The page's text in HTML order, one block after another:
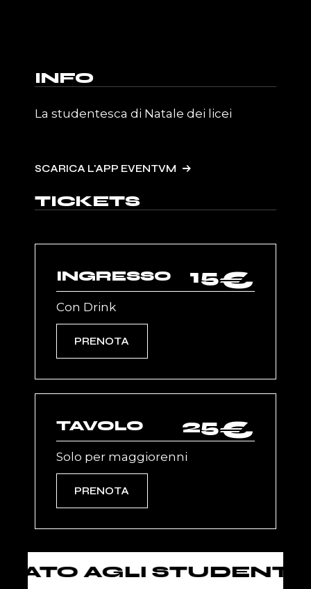
INFO
La studentesca di Natale dei licei
SCARICA L'APP EVENTVM
TICKETS
INGRESSO 15€
Con Drink
PRENOTA
TAVOLO 25€
Solo per maggiorenni
PRENOTA
AGLI STUDENTI